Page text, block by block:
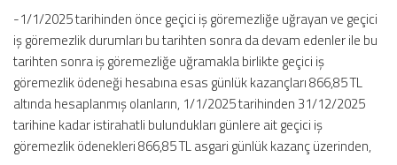
-1/1/2025 tarihinden önce geçici iş göremezliğe uğrayan ve geçici
iş göremezlik durumları bu tarihten sonra da devam edenler ile bu
tarihten sonra iş göremezliğe uğramakla birlikte geçici iş
göremezlik ödeneği hesabına esas günlük kazançları 866,85 TL
altında hesaplanmış olanların, 1/1/2025 tarihinden 31/12/2025
tarihine kadar istirahatli bulundukları günlere ait geçici iş
göremezlik ödenekleri 866,85 TL asgari günlük kazanç üzerinden,